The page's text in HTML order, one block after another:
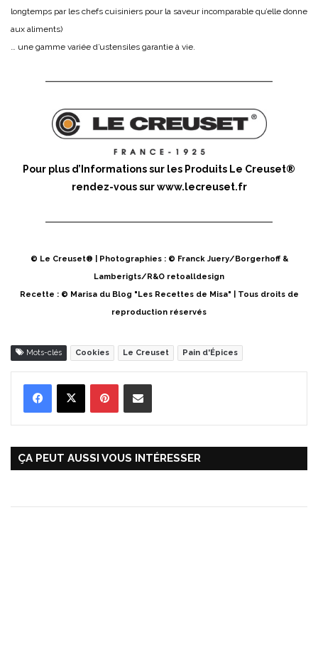
longtemps par les chefs cuisiniers pour la saveur incomparable qu’elle donne
aux aliments)
… une gamme variée d’ustensiles garantie à vie.
Pour plus d’Informations sur les Produits Le Creuset®
rendez-vous surwww.lecreuset.fr
© Le Creuset® | Photographies : © Franck Juery/Borgerhoff &
Lamberigts/R&O retoalldesign
Recette : © Marisa du Blog "Les Recettes de Misa" | Tous droits de
reproduction réservés
Mots-clés Cookies Le Creuset Pain d'Épices
ÇA PEUT AUSSI VOUS INTÉRESSER